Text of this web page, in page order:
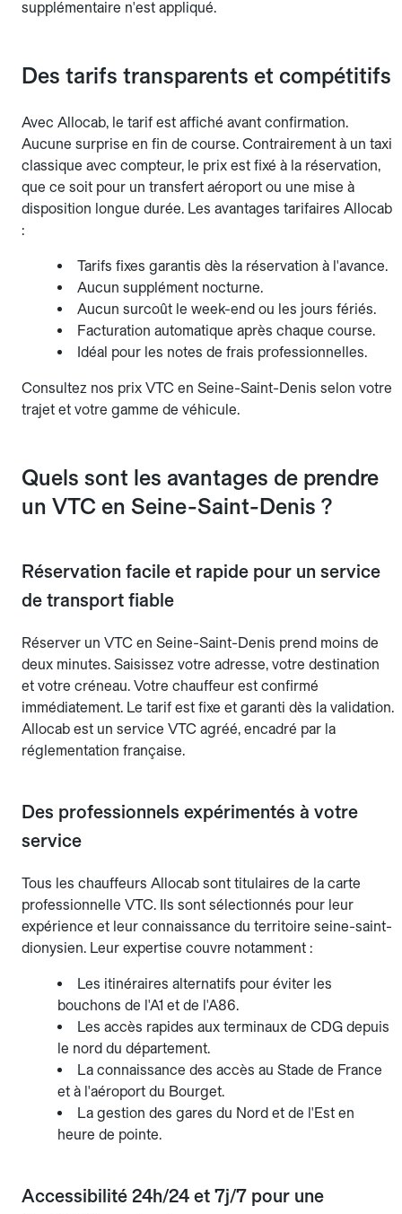
supplémentaire n'est appliqué.
Des tarifs transparents et compétitifs
Avec Allocab, le tarif est affiché avant confirmation.
Aucune surprise en fin de course. Contrairement à un taxi
classique avec compteur, le prix est fixé à la réservation,
que ce soit pour un transfert aéroport ou une mise à
disposition longue durée. Les avantages tarifaires Allocab
:
Tarifs fixes garantis dès la réservation à l'avance.
Aucun supplément nocturne.
Aucun surcoût le week-end ou les jours fériés.
Facturation automatique après chaque course.
Idéal pour les notes de frais professionnelles.
Consultez nos prix VTC en Seine-Saint-Denis selon votre
trajet et votre gamme de véhicule.
Quels sont les avantages de prendre
un VTC en Seine-Saint-Denis ?
Réservation facile et rapide pour un service
de transport fiable
Réserver un VTC en Seine-Saint-Denis prend moins de
deux minutes. Saisissez votre adresse, votre destination
et votre créneau. Votre chauffeur est confirmé
immédiatement. Le tarif est fixe et garanti dès la validation.
Allocab est un service VTC agréé, encadré par la
réglementation française.
Des professionnels expérimentés à votre
service
Tous les chauffeurs Allocab sont titulaires de la carte
professionnelle VTC. Ils sont sélectionnés pour leur
expérience et leur connaissance du territoire seine-saint-
dionysien. Leur expertise couvre notamment :
Les itinéraires alternatifs pour éviter les
bouchons de l'A1 et de l'A86.
Les accès rapides aux terminaux de CDG depuis
le nord du département.
La connaissance des accès au Stade de France
et à l'aéroport du Bourget.
La gestion des gares du Nord et de l'Est en
heure de pointe.
Accessibilité 24h/24 et 7j/7 pour une